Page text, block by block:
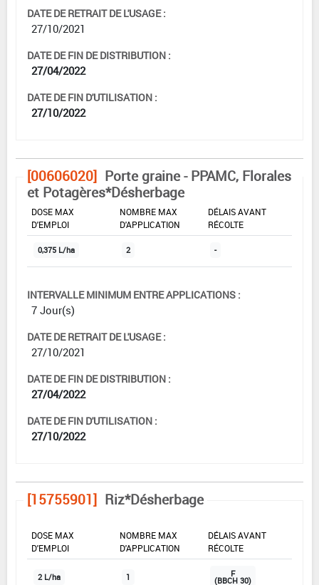
DATE DE RETRAIT DE L'USAGE :
27/10/2021
DATE DE FIN DE DISTRIBUTION :
27/04/2022
DATE DE FIN D'UTILISATION :
27/10/2022
[00606020] Porte graine - PPAMC, Florales
et Potagères*Désherbage
DOSE MAX
D'EMPLOI
NOMBRE MAX
D'APPLICATION
DÉLAIS AVANT
RÉCOLTE
0,375 L/ha 2 -
INTERVALLE MINIMUM ENTRE APPLICATIONS :
7 Jour(s)
DATE DE RETRAIT DE L'USAGE :
27/10/2021
DATE DE FIN DE DISTRIBUTION :
27/04/2022
DATE DE FIN D'UTILISATION :
27/10/2022
[15755901] Riz*Désherbage
DOSE MAX
D'EMPLOI
NOMBRE MAX
D'APPLICATION
DÉLAIS AVANT
RÉCOLTE
2 L/ha 1 F
(BBCH 30)